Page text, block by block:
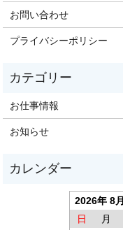
お問い合わせ
プライバシーポリシー
お仕事情報
お知らせ
2026年 8月
日
月